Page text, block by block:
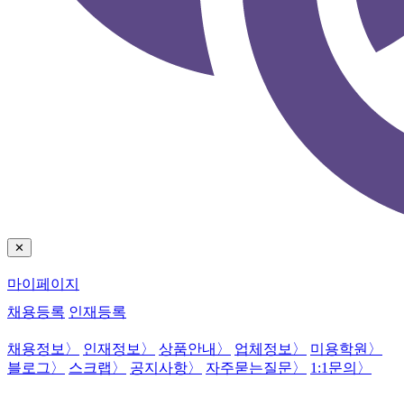
✕
마이페이지
채용등록 인재등록
채용정보 〉 인재정보 〉 상품안내 〉 업체정보 〉 미용학원 〉
블로그 〉 스크랩 〉 공지사항〉 자주묻는질문〉 1:1문의 〉